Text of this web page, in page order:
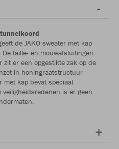
de JAKO sweater met kap
taille- en mouwafsluitingen
zit er een opgestikte zak op de
in honingraatstructuur
met kap bevat speciaal
veiligheidsredenen is er geen